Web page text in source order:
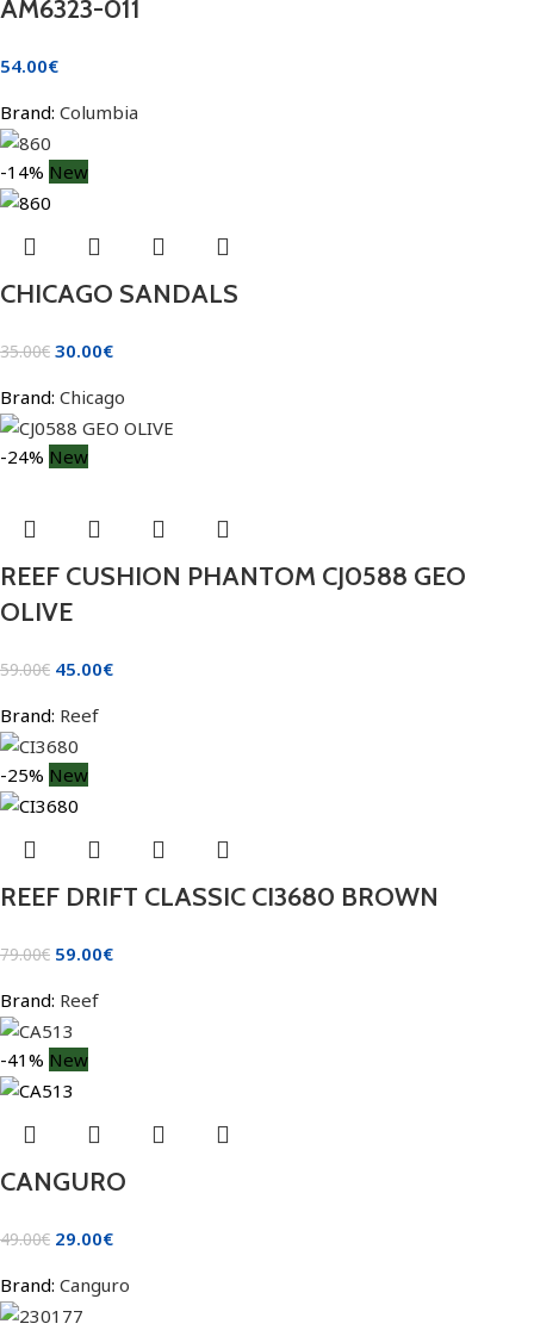
AM6323-011
54.00€
Brand: Columbia
-14% New
CHICAGO SANDALS
35.00€ 30.00€
Brand: Chicago
-24% New
REEF CUSHION PHANTOM CJ0588 GEO
OLIVE
59.00€ 45.00€
Brand: Reef
-25% New
REEF DRIFT CLASSIC CI3680 BROWN
79.00€ 59.00€
Brand: Reef
-41% New
CANGURO
49.00€ 29.00€
Brand: Canguro